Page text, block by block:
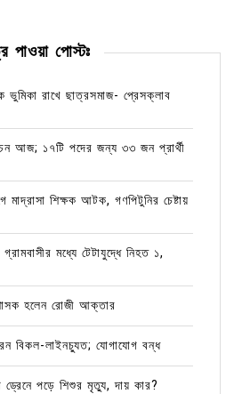
পাওয়া পোস্টঃ
ভুমিকা রাখে ছাত্রসমাজ- প্রেসক্লাব
আজ; ১৭টি পদের জন্য ৩৩ জন প্রার্থী
মাদ্রাসা শিক্ষক আটক, গণপিটুনির চেষ্টায়
মধ্যে টেটাযুদ্ধে নিহত ১,
হলেন রোজী আক্তার
বিকল-লাইনচ্যুত; যোগাযোগ বন্ধ
ড্রেনে পড়ে শিশুর মৃত্যু, দায় কার?